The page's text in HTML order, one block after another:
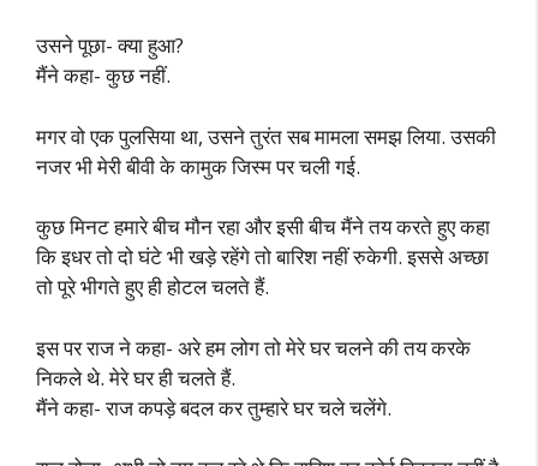
उसने पूछा- क्या हुआ?
मैंने कहा- कुछ नहीं.
मगर वो एक पुलसिया था, उसने तुरंत सब मामला समझ लिया. उसकी
नजर भी मेरी बीवी के कामुक जिस्म पर चली गई.
कुछ मिनट हमारे बीच मौन रहा और इसी बीच मैंने तय करते हुए कहा
कि इधर तो दो घंटे भी खड़े रहेंगे तो बारिश नहीं रुकेगी. इससे अच्छा
तो पूरे भीगते हुए ही होटल चलते हैं.
इस पर राज ने कहा- अरे हम लोग तो मेरे घर चलने की तय करके
निकले थे. मेरे घर ही चलते हैं.
मैंने कहा- राज कपड़े बदल कर तुम्हारे घर चले चलेंगे.